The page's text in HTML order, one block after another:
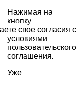
Нажимая на
кнопку
свое согласия с
условиями
пользовательского
соглашения.
Уже